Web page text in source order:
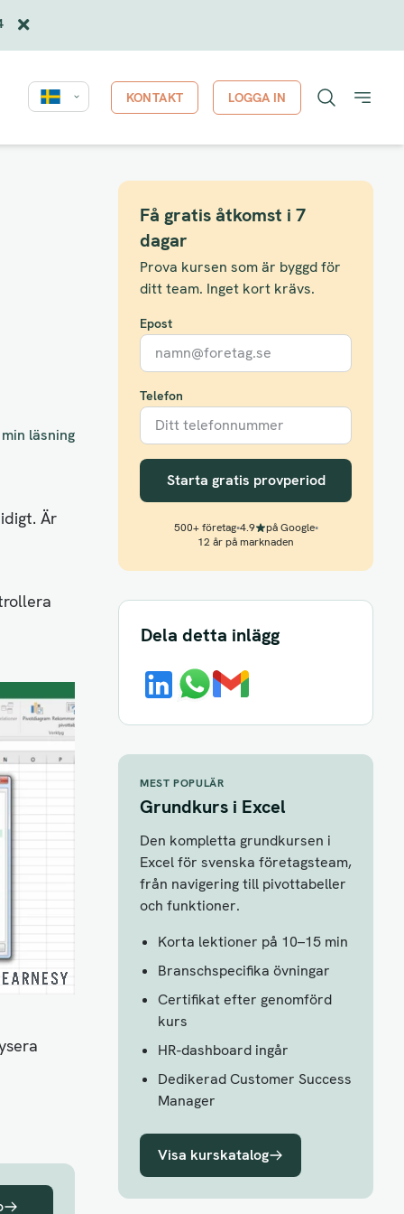
KONTAKT LOGGA IN
läsning
Är
Få gratis åtkomst i 7
dagar
Prova kursen som är byggd för
ditt team. Inget kort krävs.
Epost
Telefon
Starta gratis provperiod
500+ företag•4.9 på Google•
12 år på marknaden
Dela detta inlägg
MEST POPULÄR
Grundkurs i Excel
Den kompletta grundkursen i
Excel för svenska företagsteam,
från navigering till pivottabeller
och funktioner.
Korta lektioner på 10–15 min
Branschspecifika övningar
Certifikat efter genomförd
kurs
HR-dashboard ingår
Dedikerad Customer Success
Manager
Visa kurskatalog